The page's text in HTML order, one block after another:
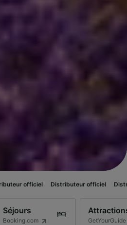
Distributeur officiel Distributeur officiel
Séjours
Booking.com GetYourGuide